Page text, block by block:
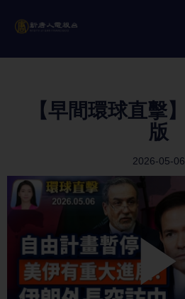
【早間環球直擊
版
2026-05-06